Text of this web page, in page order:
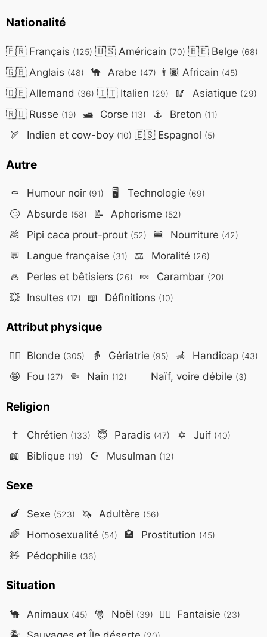
Nationalité
🇫🇷Français (125) 🇺🇸Américain (70) 🇧🇪Belge (68)
🇬🇧Anglais (48) 🐪 Arabe (47) 👨🏿 Africain (45)
🇩🇪Allemand (36) 🇮🇹Italien (29) 🥢 Asiatique (29)
🇷🇺Russe (19) 🛥️ Corse (13) ⚓ Breton (11)
🏹 Indien et cow-boy (10) 🇪🇸Espagnol (5)
Autre
⚰️ Humour noir (91) 🖥️ Technologie (69)
🙄 Absurde (58) 📝 Aphorisme (52)
💩 Pipi caca prout-prout (52) 🍔 Nourriture (42)
💬 Langue française (31) ⚖️ Moralité (26)
🦪 Perles et bêtisiers (26) 🍬 Carambar (20)
💥 Insultes (17) 📖 Définitions (10)
Attribut physique
👱‍♀️ Blonde (305) 👵 Gériatrie (95) 🦽 Handicap (43)
🤪 Fou (27) 🤏 Nain (12) Naïf, voire débile (3)
Religion
✝️ Chrétien (133) 😇 Paradis (47) ✡️ Juif (40)
📖 Biblique (19) ☪️ Musulman (12)
Sexe
🍆 Sexe (523) 🦄 Adultère (56)
🌈 Homosexualité (54) 🏩 Prostitution (45)
🧸 Pédophilie (36)
Situation
🐪 Animaux (45) 🎅 Noël (39) 🧙‍♂️ Fantaisie (23)